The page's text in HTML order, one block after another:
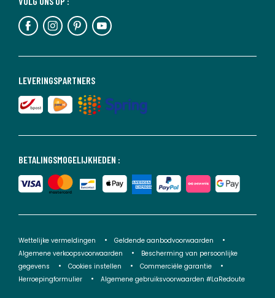
BETALINGSMOGELIJKHEDEN :
LEVERINGSPARTNERS
Wettelijke vermeldingen
Geldende aanbodvoorwaarden
Algemene verkoopsvoorwaarden
Bescherming van persoonlijke
gegevens
Cookies instellen
Commerciële garantie
Herroepingformulier
Algemene gebruiksvoorwaarden #LaRedoute